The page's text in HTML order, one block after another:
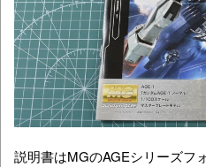
説明書はMGのAGEシリーズフ